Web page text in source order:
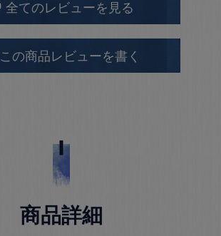
全てのレビューを見る
この商品レビューを書く
商品詳細